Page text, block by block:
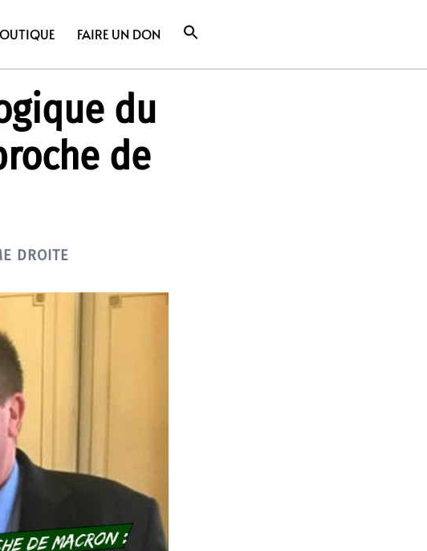
FAIRE UN DON
du
de
DROITE